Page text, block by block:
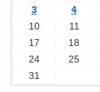
3
4
10
11
17
18
24
25
31